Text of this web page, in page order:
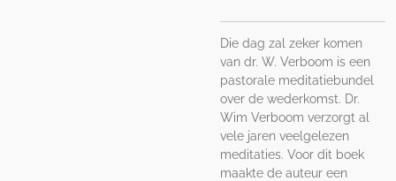
Die dag zal zeker komen
van dr. W. Verboom is een
pastorale meditatiebundel
over de wederkomst. Dr.
Wim Verboom verzorgt al
vele jaren veelgelezen
meditaties. Voor dit boek
maakte de auteur een